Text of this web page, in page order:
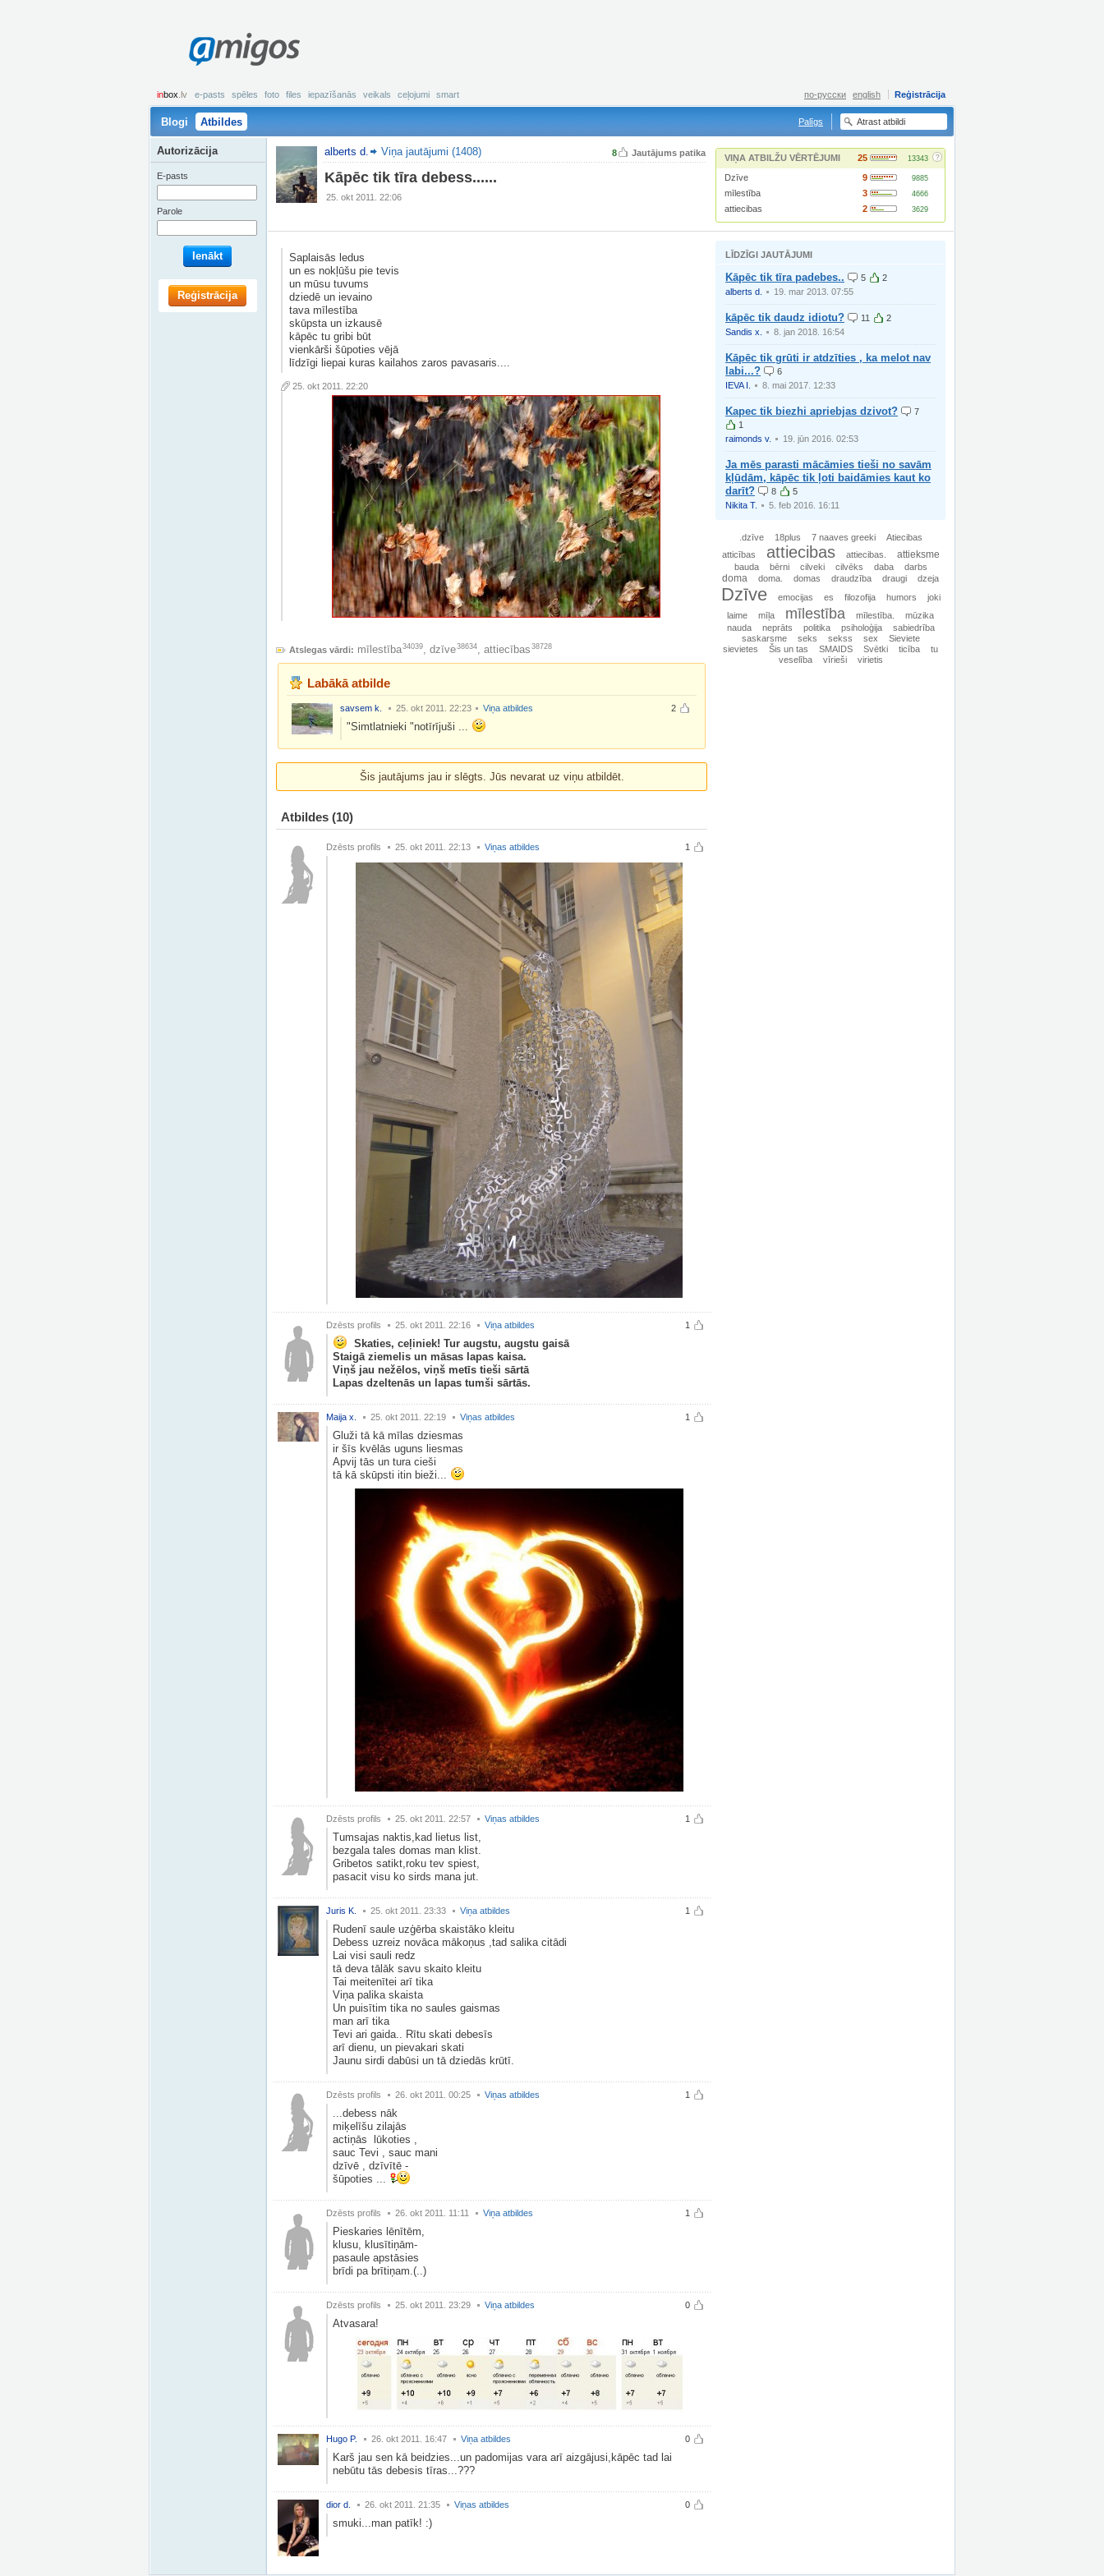
amigos
inbox .lv e-pasts spēles foto files iepazīšanās veikals ceļojumi smart Reģistrācija
по-русски english
Blogi Atbildes Palīgs
8 Jautājums patika
alberts d. Viņa jautājumi (1408)
Kāpēc tik tīra debess......
25. okt 2011. 22:06
VIŅA ATBILŽU VĒRTĒJUMI 25 13343 ?
Dzīve 9 9885
mīlestība 3 4666
attiecibas 2 3629
Saplaisās ledus
un es nokļūšu pie tevis
un mūsu tuvums
dziedē un ievaino
tava mīlestība
skūpsta un izkausē
kāpēc tu gribi būt
vienkārši šūpoties vējā
līdzīgi liepai kuras kailahos zaros pavasaris....
25. okt 2011. 22:20
Atslegas vārdi: mīlestība34039, dzīve38634, attiecības 38728
Labākā atbilde
2
savsem k. 25. okt 2011. 22:23 Viņa atbildes
"Simtlatnieki "notīrījuši ...
Šis jautājums jau ir slēgts. Jūs nevarat uz viņu atbildēt.
Atbildes (10)
1
Dzēsts profils 25. okt 2011. 22:13 Viņas atbildes
1
Dzēsts profils 25. okt 2011. 22:16 Viņa atbildes
Skaties, ceļiniek! Tur augstu, augstu gaisā
Staigā ziemelis un māsas lapas kaisa.
Viņš jau nežēlos, viņš metīs tieši sārtā
Lapas dzeltenās un lapas tumši sārtās.
1
Maija x. 25. okt 2011. 22:19 Viņas atbildes
Gluži tā kā mīlas dziesmas
ir šīs kvēlās uguns liesmas
Apvij tās un tura cieši
tā kā skūpsti itin bieži...
1
Dzēsts profils 25. okt 2011. 22:57 Viņas atbildes
Tumsajas naktis,kad lietus list,
bezgala tales domas man klist.
Gribetos satikt,roku tev spiest,
pasacit visu ko sirds mana jut.
1
Juris K. 25. okt 2011. 23:33 Viņa atbildes
Rudenī saule uzģērba skaistāko kleitu
Debess uzreiz novāca mākoņus ,tad salika citādi
Lai visi sauli redz
tā deva tālāk savu skaito kleitu
Tai meitenītei arī tika
Viņa palika skaista
Un puisītim tika no saules gaismas
man arī tika
Tevi ari gaida.. Rītu skati debesīs
arī dienu, un pievakari skati
Jaunu sirdi dabūsi un tā dziedās krūtī.
1
Dzēsts profils 26. okt 2011. 00:25 Viņas atbildes
...debess nāk
miķelīšu zilajās
actiņās lūkoties ,
sauc Tevi , sauc mani
dzīvē , dzīvītē -
šūpoties ...
1
Dzēsts profils 26. okt 2011. 11:11 Viņa atbildes
Pieskaries lēnītēm,
klusu, klusītiņām-
pasaule apstāsies
brīdi pa brītiņam.(..)
0
Dzēsts profils 25. okt 2011. 23:29 Viņa atbildes
Atvasara!
0
Hugo P. 26. okt 2011. 16:47 Viņa atbildes
Karš jau sen kā beidzies...un padomijas vara arī aizgājusi,kāpēc tad lai
nebūtu tās debesis tīras...???
0
dior d. 26. okt 2011. 21:35 Viņas atbildes
smuki...man patīk! :)
LĪDZĪGI JAUTĀJUMI
Kāpēc tik tīra padebes.. 5
2
alberts d.
19. mar 2013. 07:55
kāpēc tik daudz idiotu? 11
2
Sandis x.
8. jan 2018. 16:54
Kāpēc tik grūti ir atdzīties , ka melot nav
labi...?
6
IEVA I.
8. mai 2017. 12:33
Kapec tik biezhi apriebjas dzivot?
7
1
raimonds v.
19. jūn 2016. 02:53
Ja mēs parasti mācāmies tieši no savām
kļūdām, kāpēc tik ļoti baidāmies kaut ko
darīt?
8
5
Nikita T.
5. feb 2016. 16:11
.dzīve 18plus 7 naaves greeki
Atiecibas
atticības
attiecibas attiecibas. attieksme
bauda bērni cilveki cilvēks daba darbs
doma doma. domas draudzība draugi dzeja
Dzīve emocijas es filozofija humors
joki
laime
mīļa mīlestība mīlestība.
mūzika
nauda
neprāts politika psiholoģija
sabiedrība
saskarsme
seks sekss sex
Sieviete
sievietes
Šis un tas SMAIDS Svētki ticība
tu
veselība
vīrieši virietis
Autorizācija
E-pasts
Parole
Ienākt
Reģistrācija